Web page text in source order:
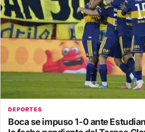
DEPORTES
Boca se impuso 1-0 ante